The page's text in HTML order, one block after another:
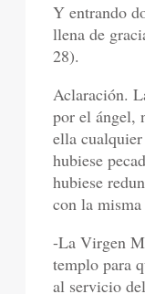
Y entrando
llena de
28).
Aclaración.
por el ángel,
ella
hubiese
hubiese
con la
-La Virgen
templo para
al servicio